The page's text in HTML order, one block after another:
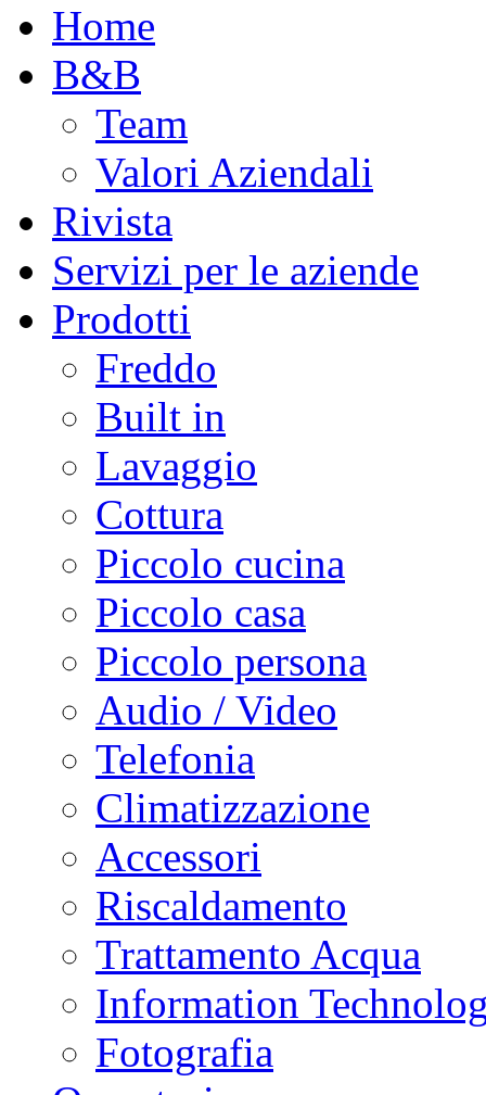
Home
B&B
Team
Valori Aziendali
Rivista
Servizi per le aziende
Prodotti
Freddo
Built in
Lavaggio
Cottura
Piccolo cucina
Piccolo casa
Piccolo persona
Audio / Video
Telefonia
Climatizzazione
Accessori
Riscaldamento
Trattamento Acqua
Information
Fotografia